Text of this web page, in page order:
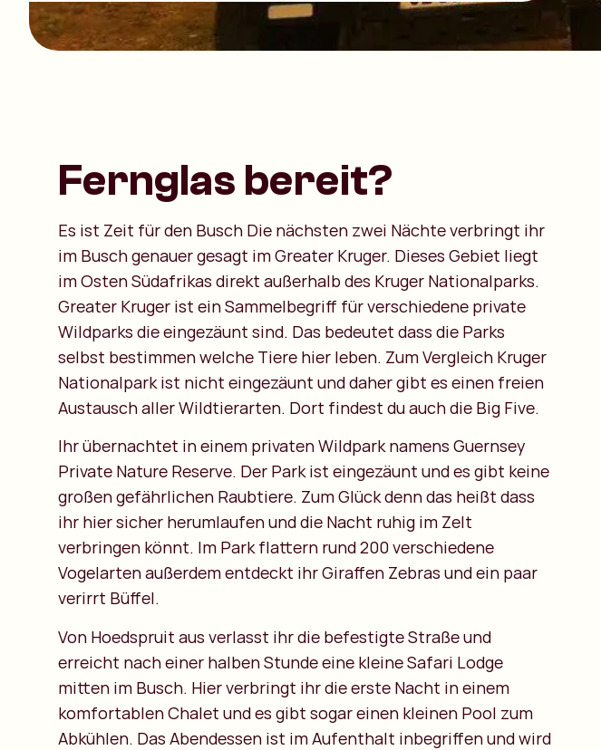
Fernglas bereit?
Es ist Zeit für den Busch Die nächsten zwei Nächte verbringt ihr
im Busch genauer gesagt im Greater Kruger. Dieses Gebiet liegt
im Osten Südafrikas direkt außerhalb des Kruger Nationalparks.
Greater Kruger ist ein Sammelbegriff für verschiedene private
Wildparks die eingezäunt sind. Das bedeutet dass die Parks
selbst bestimmen welche Tiere hier leben. Zum Vergleich Kruger
Nationalpark ist nicht eingezäunt und daher gibt es einen freien
Austausch aller Wildtierarten. Dort findest du auch die Big Five.
Ihr übernachtet in einem privaten Wildpark namens Guernsey
Private Nature Reserve. Der Park ist eingezäunt und es gibt keine
großen gefährlichen Raubtiere. Zum Glück denn das heißt dass
ihr hier sicher herumlaufen und die Nacht ruhig im Zelt
verbringen könnt. Im Park flattern rund 200 verschiedene
Vogelarten außerdem entdeckt ihr Giraffen Zebras und ein paar
verirrt Büffel.
Von Hoedspruit aus verlasst ihr die befestigte Straße und
erreicht nach einer halben Stunde eine kleine Safari Lodge
mitten im Busch. Hier verbringt ihr die erste Nacht in einem
komfortablen Chalet und es gibt sogar einen kleinen Pool zum
Abkühlen. Das Abendessen ist im Aufenthalt inbegriffen und wird